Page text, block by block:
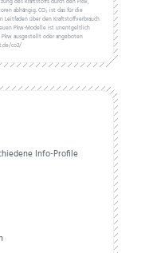
des Kraftstoffs durch den Pkw,
abhängig. CO₂ ist das für die
Leitfaden über den Kraftstoffverbrauch
Pkw-Modelle ist unentgeltlich
Pkw ausgestellt oder angeboten
co2/
Info-Profile